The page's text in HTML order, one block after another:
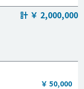
計 ￥ 2,000,000
￥ 50,000